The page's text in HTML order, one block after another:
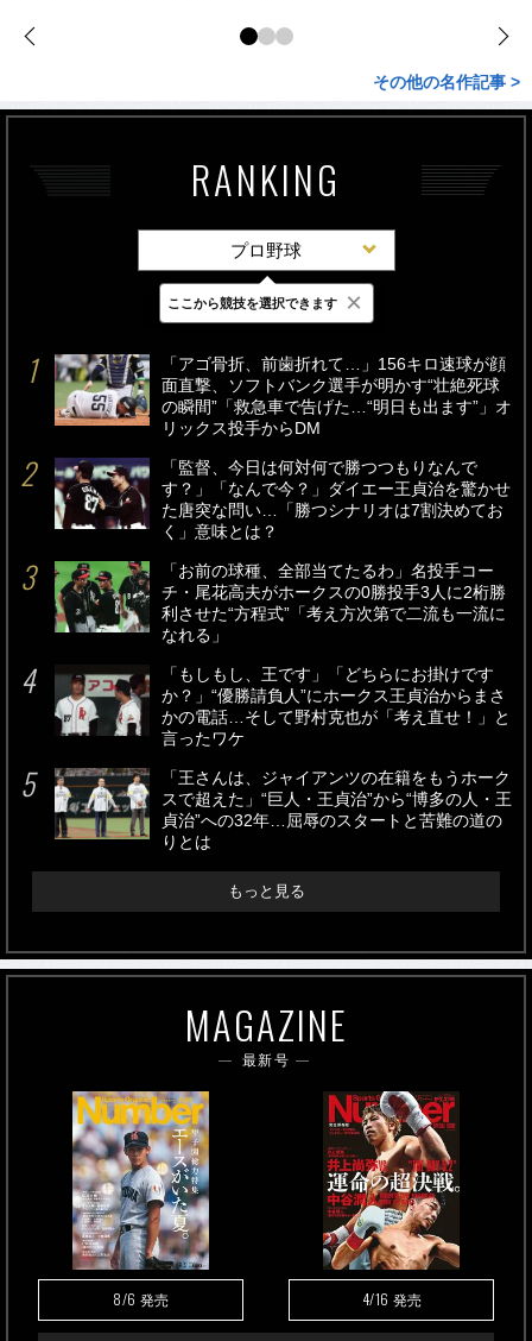
その他の名作記事 >
RANKING
プロ野球
最新 24時間 週間
「アゴ骨折、前歯折れて…」156キロ速球が顔
面直撃、ソフトバンク選手が明かす“壮絶死球
の瞬間”「救急車で告げた…“明日も出ます”」オ
リックス投手からDM
「監督、今日は何対何で勝つつもりなんで
す？」「なんで今？」ダイエー王貞治を驚かせ
た唐突な問い…「勝つシナリオは7割決めてお
く」意味とは？
「お前の球種、全部当てたるわ」名投手コー
チ・尾花高夫がホークスの0勝投手3人に2桁勝
利させた“方程式”「考え方次第で二流も一流に
なれる」
「もしもし、王です」「どちらにお掛けです
か？」“優勝請負人”にホークス王貞治からまさ
かの電話…そして野村克也が「考え直せ！」と
言ったワケ
「王さんは、ジャイアンツの在籍をもうホーク
スで超えた」“巨人・王貞治”から“博多の人・王
貞治”への32年…屈辱のスタートと苦難の道の
りとは
もっと見る
MAGAZINE
最新号
8/6 発売 4/16 発売
ここから競技を選択できます ×